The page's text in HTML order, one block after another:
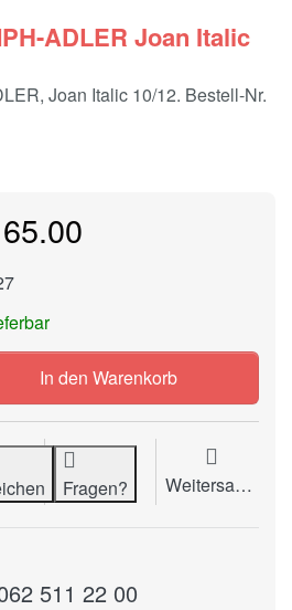
ADLER Joan Italic
Joan Italic 10/12. Bestell-Nr.
TRIUMPH-ADLER Joan Italic
In den Warenkorb
Fragen? Weitersagen
511 22 00